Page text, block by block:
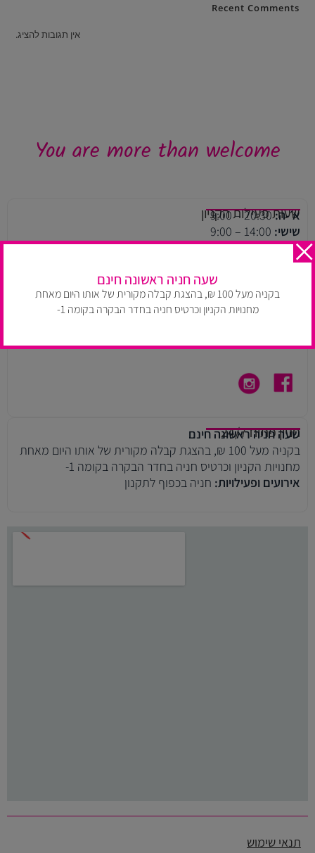
Recent Comments
אין תגובות להציג.
You are more than welcome
שעות פעילות הקניון
א׳-ה:20:30 – 9:00
שישי:
שעות הפעילות עלולות להשתנות בהתאם למדיניות החנות. יש
להתעדכן בעמוד חנויות הקניון.
רחוב ויצמן 14, תל אביב03-609-5257
חניון פתוח 24/7
שעה חניה ראשונה חינם
בקניה מעל 100 ₪, בהצגת קבלה מקורית של אותו היום מאחת
מחנויות הקניון וכרטיס חניה בחדר הבקרה בקומה 1-
אירועים ופעילויות: חניה בכפוף לתקנון
תנאי שימוש
שעה חניה ראשונה חינם
בקניה מעל 100 ₪, בהצגת קבלה מקורית של אותו היום מאחת
מחנויות הקניון וכרטיס חניה בחדר הבקרה בקומה 1-